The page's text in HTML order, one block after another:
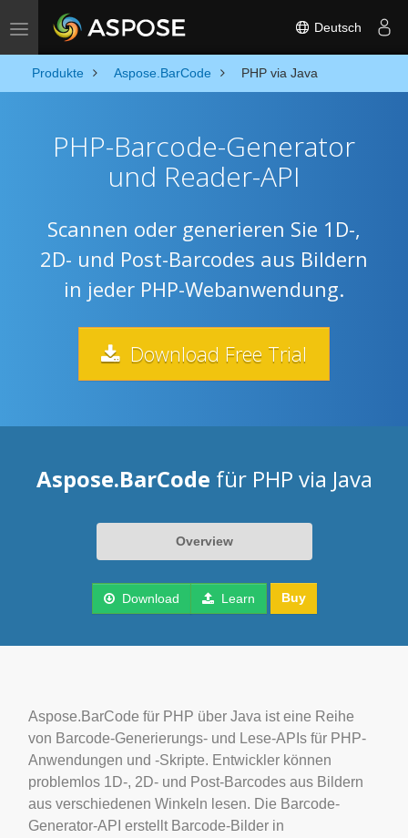
Toggle navigation Deutsch
Produkte Aspose.BarCode PHP via Java
PHP-Barcode-Generator
und Reader-API
Scannen oder generieren Sie 1D-,
2D- und Post-Barcodes aus Bildern
in jeder PHP-Webanwendung.
Download Free Trial
Aspose.BarCode für PHP via Java
Overview
Download Learn Buy
Aspose.BarCode für PHP über Java ist eine Reihe
von Barcode-Generierungs- und Lese-APIs für PHP-
Anwendungen und -Skripte. Entwickler können
problemlos 1D-, 2D- und Post-Barcodes aus Bildern
aus verschiedenen Winkeln lesen. Die Barcode-
Generator-API erstellt Barcode-Bilder in